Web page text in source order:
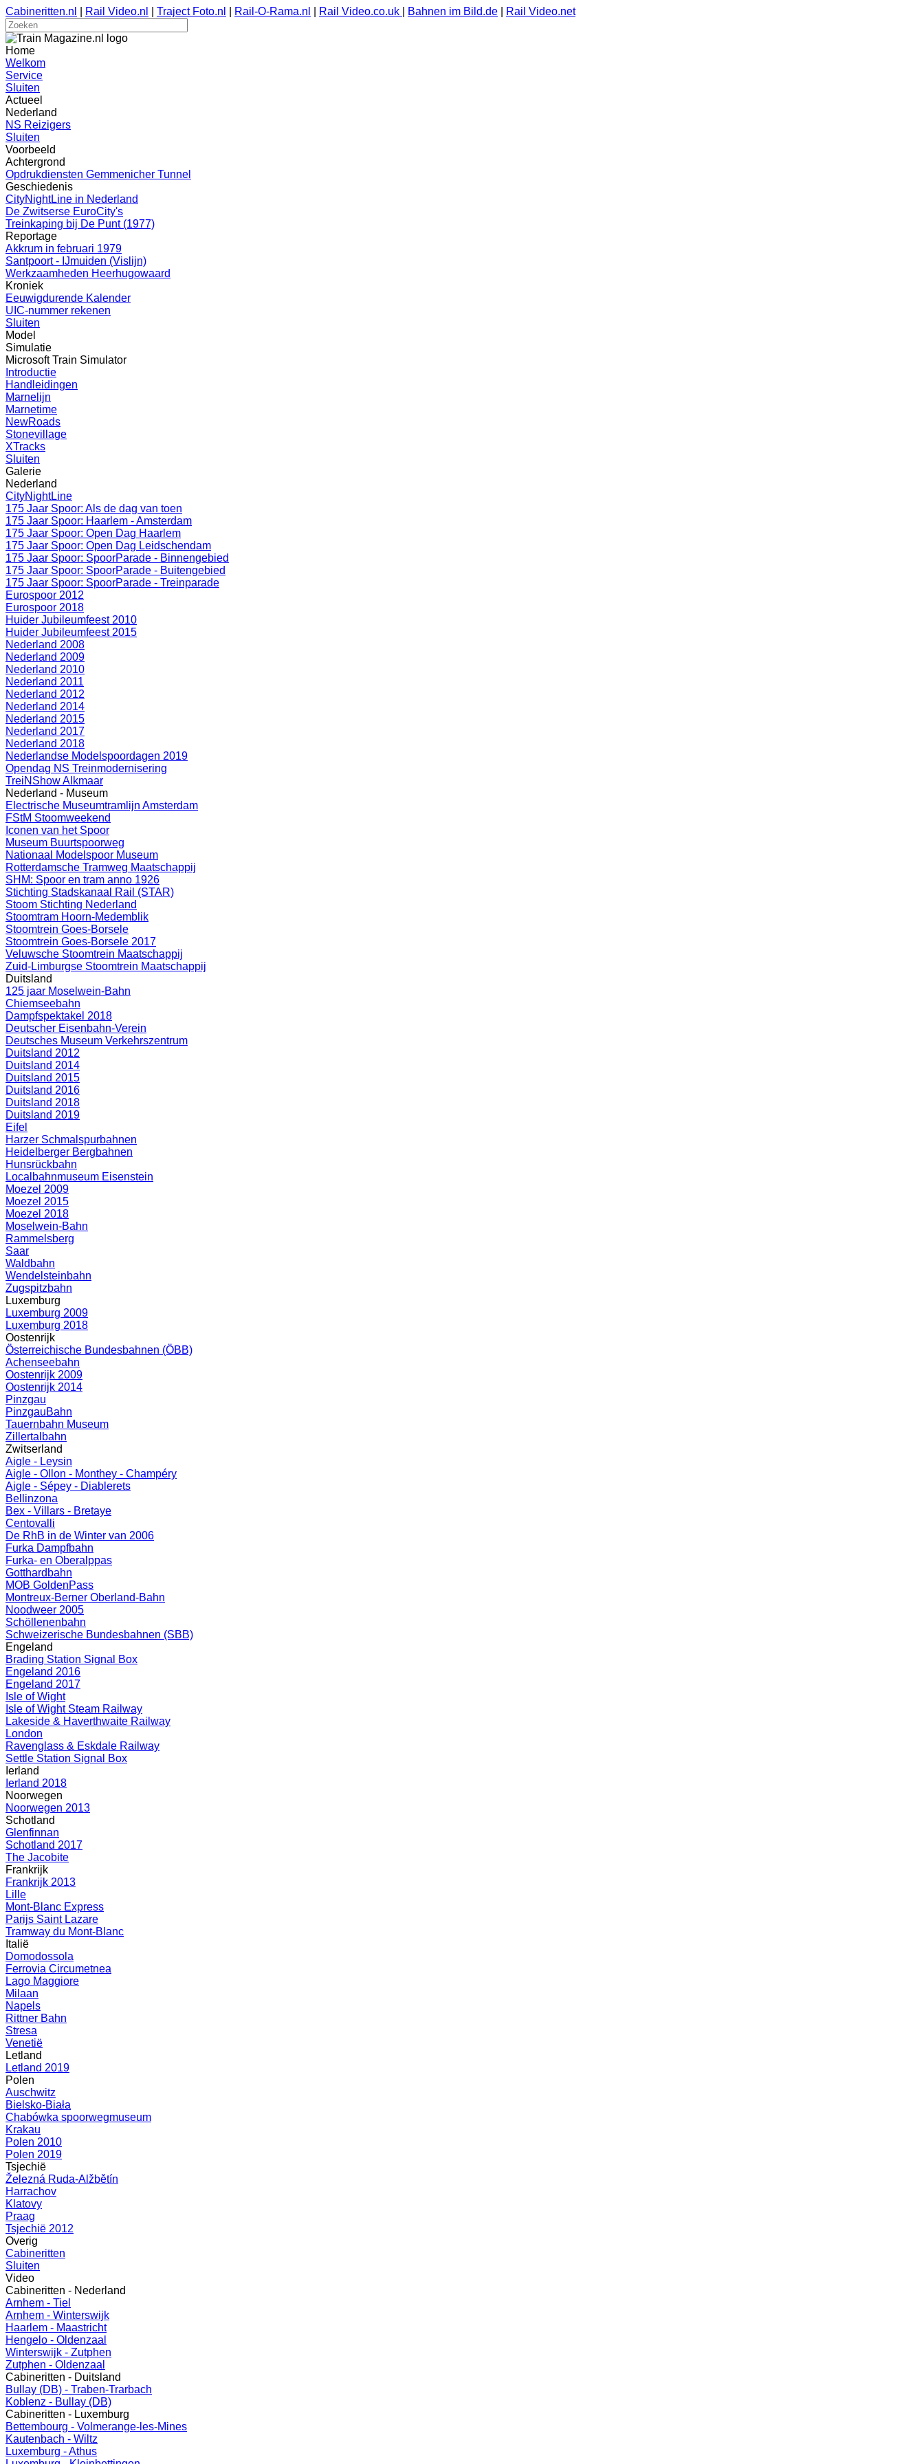
Cabineritten.nl Rail Video.nl Traject Foto.nl Rail-O-Rama.nl Rail Video.co.uk Bahnen im Bild.de Rail Video.net
Home
Welkom
Service
Sluiten
Actueel
Nederland
NS Reizigers
Sluiten
Voorbeeld
Achtergrond
Opdrukdiensten Gemmenicher Tunnel
Geschiedenis
CityNightLine in Nederland
De Zwitserse EuroCity's
Treinkaping bij De Punt (1977)
Reportage
Akkrum in februari 1979
Santpoort - IJmuiden (Vislijn)
Werkzaamheden Heerhugowaard
Kroniek
Eeuwigdurende Kalender
UIC-nummer rekenen
Sluiten
Model
Simulatie
Microsoft Train Simulator
Introductie
Handleidingen
Marnelijn
Marnetime
NewRoads
Stonevillage
XTracks
Sluiten
Galerie
Nederland
CityNightLine
175 Jaar Spoor: Als de dag van toen
175 Jaar Spoor: Haarlem - Amsterdam
175 Jaar Spoor: Open Dag Haarlem
175 Jaar Spoor: Open Dag Leidschendam
175 Jaar Spoor: SpoorParade - Binnengebied
175 Jaar Spoor: SpoorParade - Buitengebied
175 Jaar Spoor: SpoorParade - Treinparade
Eurospoor 2012
Eurospoor 2018
Huider Jubileumfeest 2010
Huider Jubileumfeest 2015
Nederland 2008
Nederland 2009
Nederland 2010
Nederland 2011
Nederland 2012
Nederland 2014
Nederland 2015
Nederland 2017
Nederland 2018
Nederlandse Modelspoordagen 2019
Opendag NS Treinmodernisering
TreiNShow Alkmaar
Nederland - Museum
Electrische Museumtramlijn Amsterdam
FStM Stoomweekend
Iconen van het Spoor
Museum Buurtspoorweg
Nationaal Modelspoor Museum
Rotterdamsche Tramweg Maatschappij
SHM: Spoor en tram anno 1926
Stichting Stadskanaal Rail (STAR)
Stoom Stichting Nederland
Stoomtram Hoorn-Medemblik
Stoomtrein Goes-Borsele
Stoomtrein Goes-Borsele 2017
Veluwsche Stoomtrein Maatschappij
Zuid-Limburgse Stoomtrein Maatschappij
Duitsland
125 jaar Moselwein-Bahn
Chiemseebahn
Dampfspektakel 2018
Deutscher Eisenbahn-Verein
Deutsches Museum Verkehrszentrum
Duitsland 2012
Duitsland 2014
Duitsland 2015
Duitsland 2016
Duitsland 2018
Duitsland 2019
Eifel
Harzer Schmalspurbahnen
Heidelberger Bergbahnen
Hunsrückbahn
Localbahnmuseum Eisenstein
Moezel 2009
Moezel 2015
Moezel 2018
Moselwein-Bahn
Rammelsberg
Saar
Waldbahn
Wendelsteinbahn
Zugspitzbahn
Luxemburg
Luxemburg 2009
Luxemburg 2018
Oostenrijk
Österreichische Bundesbahnen (ÖBB)
Achenseebahn
Oostenrijk 2009
Oostenrijk 2014
Pinzgau
PinzgauBahn
Tauernbahn Museum
Zillertalbahn
Zwitserland
Aigle - Leysin
Aigle - Ollon - Monthey - Champéry
Aigle - Sépey - Diablerets
Bellinzona
Bex - Villars - Bretaye
Centovalli
De RhB in de Winter van 2006
Furka Dampfbahn
Furka- en Oberalppas
Gotthardbahn
MOB GoldenPass
Montreux-Berner Oberland-Bahn
Noodweer 2005
Schöllenenbahn
Schweizerische Bundesbahnen (SBB)
Engeland
Brading Station Signal Box
Engeland 2016
Engeland 2017
Isle of Wight
Isle of Wight Steam Railway
Lakeside & Haverthwaite Railway
London
Ravenglass & Eskdale Railway
Settle Station Signal Box
Ierland
Ierland 2018
Noorwegen
Noorwegen 2013
Schotland
Glenfinnan
Schotland 2017
The Jacobite
Frankrijk
Frankrijk 2013
Lille
Mont-Blanc Express
Parijs Saint Lazare
Tramway du Mont-Blanc
Italië
Domodossola
Ferrovia Circumetnea
Lago Maggiore
Milaan
Napels
Rittner Bahn
Stresa
Venetië
Letland
Letland 2019
Polen
Auschwitz
Bielsko-Biała
Chabówka spoorwegmuseum
Krakau
Polen 2010
Polen 2019
Tsjechië
Železná Ruda-Alžbětín
Harrachov
Klatovy
Praag
Tsjechië 2012
Overig
Cabineritten
Sluiten
Video
Cabineritten - Nederland
Arnhem - Tiel
Arnhem - Winterswijk
Haarlem - Maastricht
Hengelo - Oldenzaal
Winterswijk - Zutphen
Zutphen - Oldenzaal
Cabineritten - Duitsland
Bullay (DB) - Traben-Trarbach
Koblenz - Bullay (DB)
Cabineritten - Luxemburg
Bettembourg - Volmerange-les-Mines
Kautenbach - Wiltz
Luxemburg - Athus